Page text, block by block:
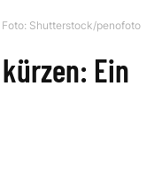
Foto: Shutterstock/penofoto
Ein